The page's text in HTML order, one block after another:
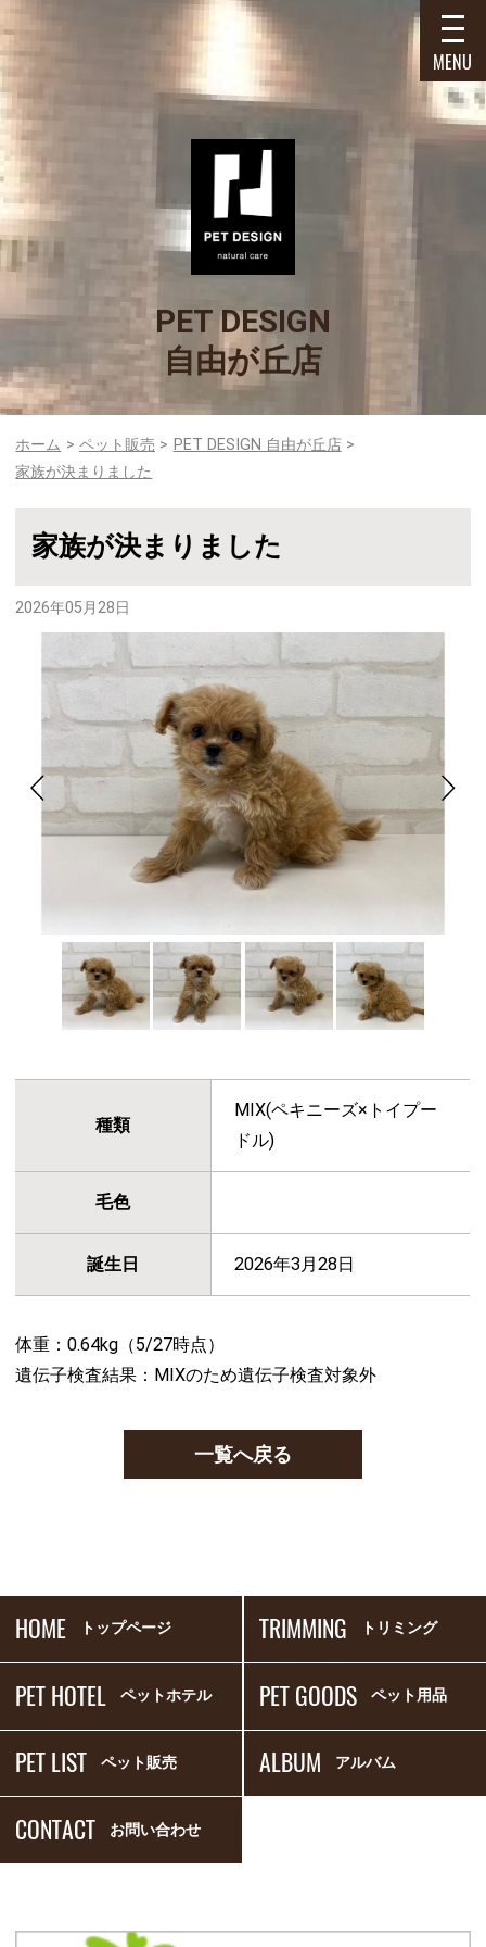
PET DESIGN
自由が丘店
MENU
ホーム ペット販売
PET DESIGN 自由が丘店
家族が決まりました
家族が決まりました
2026年05月28日
種類
MIX(ペキニーズ×トイプー
ドル)
毛色
誕生日 2026年3月28日
体重：0.64kg（5/27時点）
遺伝子検査結果：MIXのため遺伝子検査対象外
一覧へ戻る
HOME トップページ TRIMMING トリミング
PET HOTEL ペットホテル PET GOODS ペット用品
PET LIST ペット販売 ALBUM アルバム
CONTACT お問い合わせ